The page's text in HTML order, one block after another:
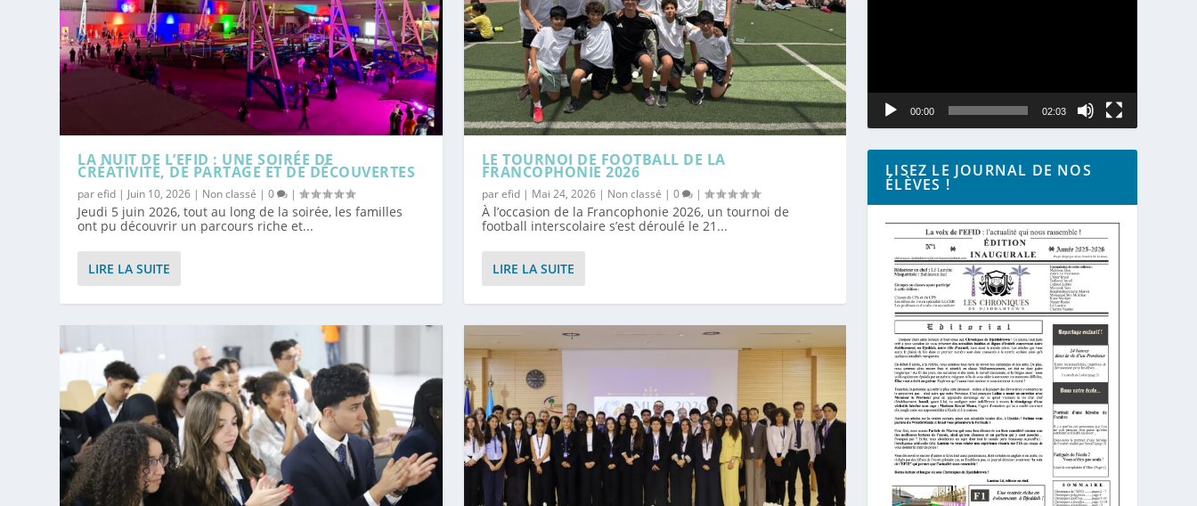
LA NUIT DE L’EFID : UNE SOIRÉE DE
CRÉATIVITÉ, DE PARTAGE ET DE DÉCOUVERTES
parefid | Juin 10, 2026 | Non classé |0 |
Jeudi 5 juin 2026, tout au long de la soirée, les familles
ont pu découvrir un parcours riche et...
LIRE LA SUITE
LE TOURNOI DE FOOTBALL DE LA
FRANCOPHONIE 2026
parefid| Mai 24, 2026| Non classé | 0 |
À l’occasion de la Francophonie 2026, un tournoi de
football interscolaire s’est déroulé le 21...
LIRE LA SUITE
00:00 02:03
LISEZ LE JOURNAL DE NOS
ÉLÈVES !